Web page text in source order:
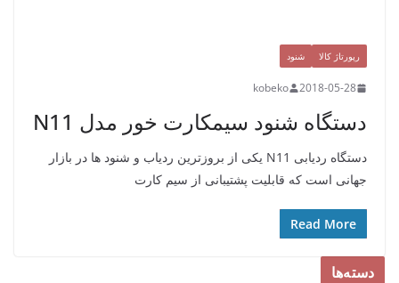
رپورتاژ کالا شنود
2018-05-28
kobeko
دستگاه شنود سیمکارت خور مدل N11
دستگاه ردیابی N11 یکی از بروزترین ردیاب و شنود ها در بازار
جهانی است که قابلیت پشتیبانی از سیم کارت
Read More
دسته‌ها